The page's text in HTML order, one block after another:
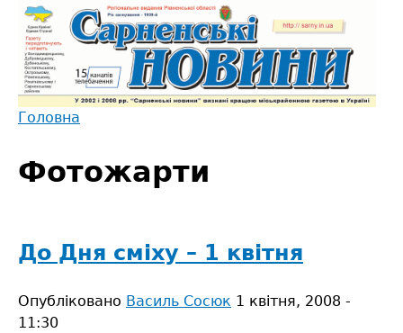
Jump
navigation
є
Головна
to
top
Фотожарти
До Дня сміху – 1 квітня
Опубліковано Василь Сосюк 1 квітня, 2008 -
11:30